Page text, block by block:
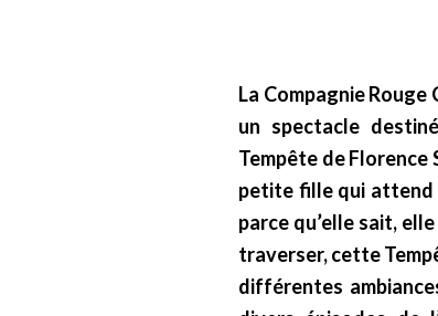
La Compagnie
un spectacle
Tempête de Florence
petite fille qui attend
parce qu’elle sait,
traverser, cette
différentes